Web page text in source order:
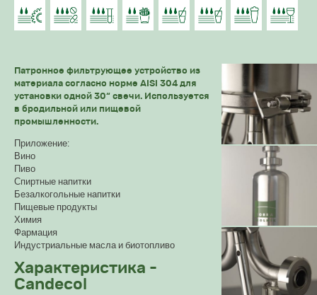
Патронное фильтрующее устройство из
материала согласно норме AISI 304 для
установки одной 30“ свечи. Используется
в бродильной или пищевой
промышленности.
Приложение:
Вино
Пиво
Спиртные напитки
Безалкогольные напитки
Пищевые продукты
Химия
Фармация
Индустриальные масла и биотопливо
Характеристика -
Candecol